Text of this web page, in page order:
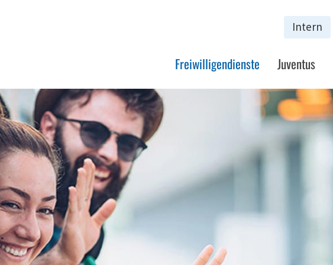
Intern
Freiwilligendienste Juventus